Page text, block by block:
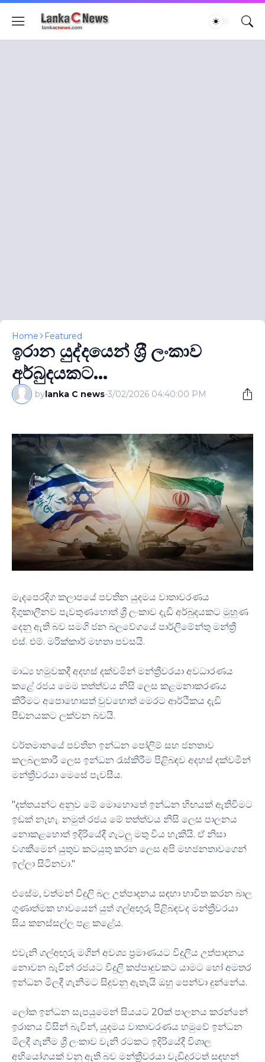
Home Featured
ඉරාන යුද්දයෙන් ශ‍්‍රී ලංකාව
අර්බුදයකට...
bylanka C news-3/02/2026 04:40:00 PM
මැදපෙරදිග කලාපයේ පවතින යුදමය වාතාවරණය
දිගුකාලීනව පැවතුණහොත් ශ්‍රී ලංකාව දැඩි අර්බුදයකට මුහුණ
දෙනු ඇති බව සමගි ජන බලවේගයේ පාර්ලිමේන්තු මන්ත්‍රී
එස්. එම්. මරික්කාර් මහතා පවසයි.
මාධ්‍ය හමුවකදී අදහස් දක්වමින් මන්ත්‍රීවරයා අවධාරණය
කළේ රජය මෙම තත්ත්වය නිසි ලෙස කළමනාකරණය
කිරීමට අපොහොසත් වුවහොත් මෙරට ආර්ථිකය දැඩි
පීඩනයකට ලක්වන බවයි.
වර්තමානයේ පවතින ඉන්ධන පෝලිම් සහ ජනතාව
කලබලකාරී ලෙස ඉන්ධන රැස්කිරීම පිළිබඳව අදහස් දක්වමින්
මන්ත්‍රීවරයා මෙසේ පැවසීය.
"දත්තයන්ට අනුව මේ මොහොතේ ඉන්ධන හිඟයක් ඇතිවීමට
ඉඩක් නැහැ. නමුත් රජය මේ තත්ත්වය නිසි ලෙස පාලනය
නොකළහොත් ඉදිරියේදී ගැටලු මතු විය හැකියි. ඒ නිසා
වගකීමෙන් යුතුව කටයුතු කරන ලෙස අපි මහජනතාවගෙන්
ඉල්ලා සිටිනවා."
එසේම, වත්මන් විදුලි බල උත්පාදනය සඳහා භාවිත කරන බාල
ගුණාත්මක භාවයෙන් යුත් ගල්අඟුරු පිළිබඳවද මන්ත්‍රීවරයා
සිය කනස්සල්ල පළ කළේය.
එවැනි ගල්අඟුරු මගින් අවශ්‍ය ප්‍රමාණයට විදුලිය උත්පාදනය
නොවන බැවින් රජයට විදුලි කප්පාදුවකට යාමට හෝ අමතර
ඉන්ධන මිලදී ගැනීමට සිදුවනු ඇතැයි ඔහු පෙන්වා දුන්නේය.
ලෝක ඉන්ධන සැපයුමෙන් සියයට 20ක් පාලනය කරන්නේ
ඉරානය විසින් බැවින්, යුදමය වාතාවරණය හමුවේ ඉන්ධන
මිලදී ගැනීම ශ්‍රී ලංකාව වැනි රටකට ඉදිරියේදී විශාල
අභියෝගයක් වනු ඇති බව මන්ත්‍රීවරයා වැඩිදුරටත් සඳහන්